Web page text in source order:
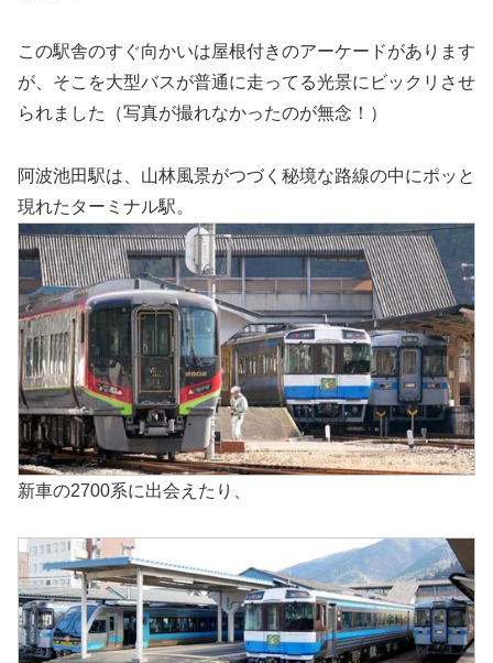
この駅舎のすぐ向かいは屋根付きのアーケードがあります
が、そこを大型バスが普通に走ってる光景にビックリさせ
られました（写真が撮れなかったのが無念！）
阿波池田駅は、山林風景がつづく秘境な路線の中にポッと
現れたターミナル駅。
新車の2700系に出会えたり、